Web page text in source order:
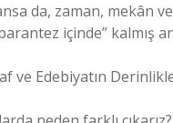
da, zaman, mekân
içinde” kalmış
ve Edebiyatın